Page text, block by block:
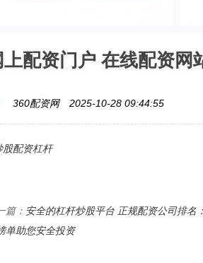
上配资门户 在线配资
360配资网 2025-10-28 09:44:55
股配资杠杆
篇： 安全的杠杆炒股平台 正规配资公司排名
单助您安全投资